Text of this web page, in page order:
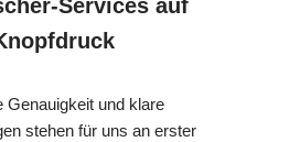
Services auf
Genauigkeit und klare
stehen für uns an erster